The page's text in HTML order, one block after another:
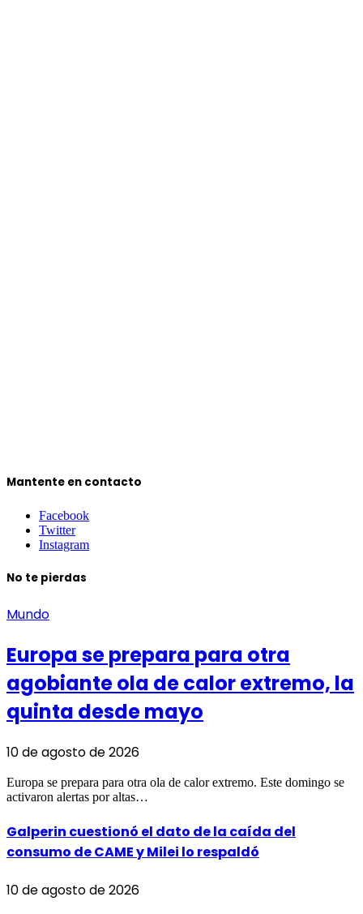
Mantente en contacto
Facebook
Twitter
Instagram
No te pierdas
Mundo
Europa se prepara para otra
agobiante ola de calor extremo, la
quinta desde mayo
10 de agosto de 2026
Europa se prepara para otra ola de calor extremo. Este domingo se
activaron alertas por altas…
Galperin cuestionó el dato de la caída del
consumo de CAME y Milei lo respaldó
10 de agosto de 2026